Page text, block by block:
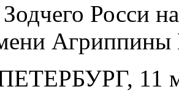
Росси
Агриппины
11